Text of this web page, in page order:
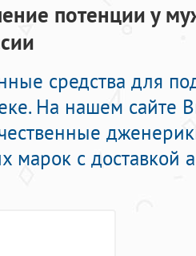
потенции у
средства для
На нашем сайте
марок с доставкой